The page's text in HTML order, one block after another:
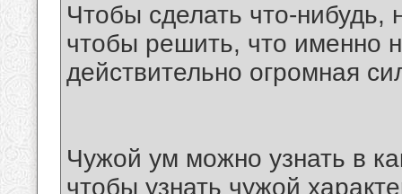
Чтобы сделать что-нибудь,
чтобы решить, что именно
действительно огромная
Чужой ум можно узнать в
чтобы узнать чужой